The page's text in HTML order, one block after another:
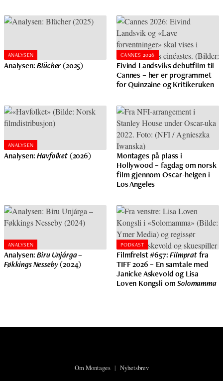
ANALYSEN
Analysen: Blücher(2025)
CANNES 2026
Eivind Landsviks debutfilm til
Cannes – her er programmet
for Quinzaine og Kritikeruken
ANALYSEN
Analysen: Havfolket(2026)
Montages på plass i
Hollywood – fagdag om norsk
film gjennom Oscar-helgen i
Los Angeles
ANALYSEN
Analysen: Biru Unjárga –
Føkkings Nesseby(2024)
PODKAST
Filmfrelst #657:Filmpratfra
TIFF 2026 – En samtale med
Janicke Askevold og Lisa
Loven Kongsli omSolomamma
Om Montages| Nyhetsbrev